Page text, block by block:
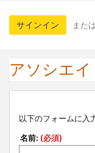
サインイン または
アソシエ
以下のフォームに入
名前: (必須)